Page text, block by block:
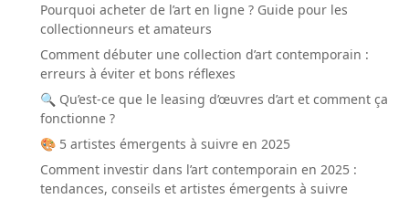
Pourquoi acheter de l’art en ligne ? Guide pour les
collectionneurs et amateurs
Comment débuter une collection d’art contemporain :
erreurs à éviter et bons réflexes
🔍 Qu’est-ce que le leasing d’œuvres d’art et comment ça
fonctionne ?
🎨 5 artistes émergents à suivre en 2025
Comment investir dans l’art contemporain en 2025 :
tendances, conseils et artistes émergents à suivre